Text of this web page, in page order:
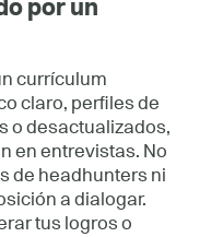
por un
currículum
claro, perfiles de
o desactualizados,
en entrevistas. No
de headhunters ni
a dialogar.
tus logros o